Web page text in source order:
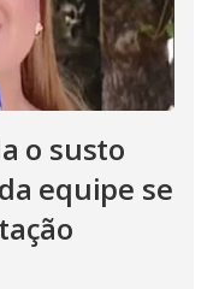
o susto
equipe se